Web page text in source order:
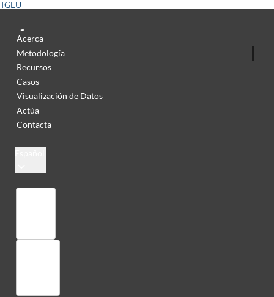
TGEU
Acerca
Metodología
Recursos
Casos
Visualización de Datos
Actúa
Contacta